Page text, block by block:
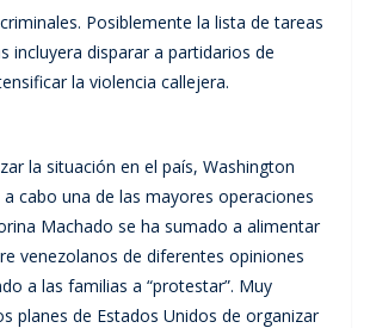
Posiblemente la lista de tareas
incluyera disparar a partidarios de
la violencia callejera.
la situación en el país, Washington
cabo una de las mayores operaciones
Machado se ha sumado a alimentar
venezolanos de diferentes opiniones
a las familias a “protestar”. Muy
planes de Estados Unidos de organizar